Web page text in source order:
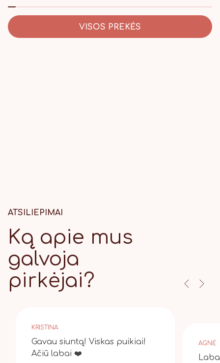
VISOS PREKĖS
ATSILIEPIMAI
Ką apie mus
galvoja
pirkėjai?
KRISTINA
Gavau siuntą! Viskas puikiai!
Ačiū labai ❤️
AGNĖ